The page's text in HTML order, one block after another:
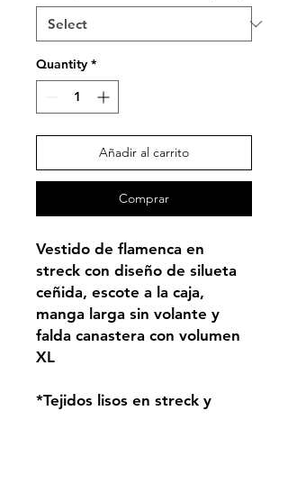
Quantity *
Añadir al carrito
Comprar
Vestido de flamenca en
streck con diseño de silueta
ceñida, escote a la caja,
manga larga sin volante y
falda canastera con volumen
XL
*Tejidos lisos en streck y